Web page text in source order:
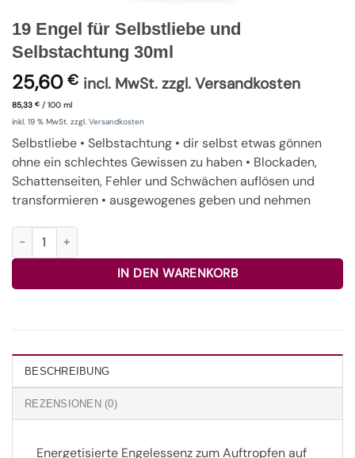
19 Engel für Selbstliebe und
Selbstachtung 30ml
25,60 € incl. MwSt. zzgl. Versandkosten
85,33 € / 100 ml
inkl. 19 % MwSt. zzgl. Versandkosten
Selbstliebe • Selbstachtung • dir selbst etwas gönnen
ohne ein schlechtes Gewissen zu haben • Blockaden,
Schattenseiten, Fehler und Schwächen auflösen und
transformieren • ausgewogenes geben und nehmen
19 Engel für Selbstliebe und Selbstachtung 30ml Menge
IN DEN WARENKORB
BESCHREIBUNG
REZENSIONEN (0)
Energetisierte Engelessenz zum Auftropfen auf